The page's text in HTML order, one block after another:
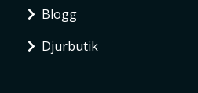
Blogg
Djurbutik